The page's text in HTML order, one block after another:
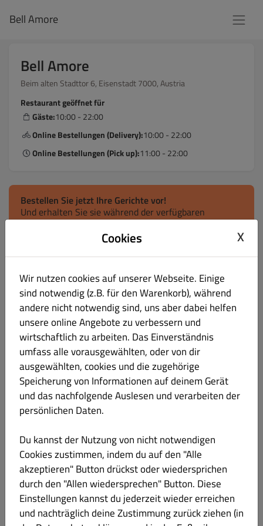
Bell Amore
Bell Amore
Beim alten Stadttor 6, Eisenstadt 7000, Austria
Restaurant geöffnet für
Gäste:10:00 - 22:00
Online Bestellungen (Delivery):10:00 - 22:00
Online Bestellungen (Pick up):11:00 - 22:00
Bestellen Sie jetzt Ihre Gerichte vor!
Und erhalten Sie sie während der verfügbaren
täglichen Zeitfenster.
15% Rabattcode auf deine gesamte
Bestellung!
Nutze den Code "PIZZA7000" und spare -15% auf deine
gesamte Bestellung!
Code: PIZZA7000
Alle Gutscheine anzeigen
Mittagsmenü´s Alles Beliebte Gerichte Mittagsmenü´s
Es wurde kein Menü-Element in dieser Kategorie gefunden.
Cookies X
Wir nutzen cookies auf unserer Webseite. Einige
sind notwendig (z.B. für den Warenkorb), während
andere nicht notwendig sind, uns aber dabei helfen
unsere online Angebote zu verbessern und
wirtschaftlich zu arbeiten. Das Einverständnis
umfass alle vorausgewählten, oder von dir
ausgewählten, cookies und die zugehörige
Speicherung von Informationen auf deinem Gerät
und das nachfolgende Auslesen und verarbeiten der
persönlichen Daten.
Du kannst der Nutzung von nicht notwendigen
Cookies zustimmen, indem du auf den "Alle
akzeptieren" Button drückst oder wiedersprichen
durch den "Allen wiedersprechen" Button. Diese
Einstellungen kannst du jederzeit wieder erreichen
und nachträglich deine Zustimmung zurück ziehen (in